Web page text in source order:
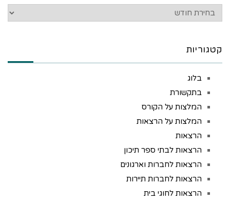
קטגוריות
בלוג
בתקשורת
המלצות על הקורס
המלצות על הרצאות
הרצאות
הרצאות לבתי ספר תיכון
הרצאות לחברות וארגונים
הרצאות לחברות תיירות
הרצאות לחוגי בית